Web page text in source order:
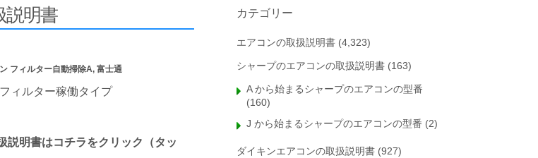
説明書
フィルター自動掃除A, 富士通
フィルター稼働タイプ
説明書はコチラをクリック（タッ
カテゴリー
エアコンの取扱説明書 (4,323)
シャープのエアコンの取扱説明書 (163)
A から始まるシャープのエアコンの型番
(160)
J から始まるシャープのエアコンの型番 (2)
ダイキンエアコンの取扱説明書 (927)